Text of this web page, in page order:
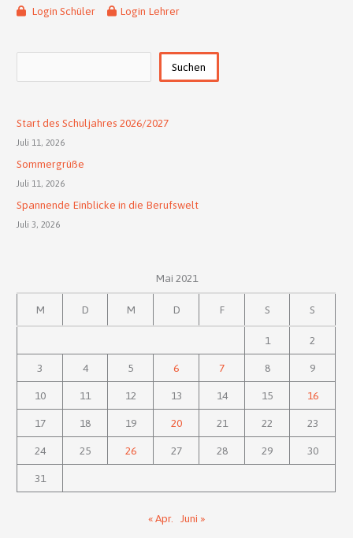
Login Schüler
Login Lehrer
Suchen
Start des Schuljahres 2026/2027
Juli 11, 2026
Sommergrüße
Juli 11, 2026
Spannende Einblicke in die Berufswelt
Juli 3, 2026
Mai 2021
M D M D F S S
1 2
3 4 5 6 7 8 9
10 11 12 13 14 15 16
17 18 19 20 21 22 23
24 25 26 27 28 29 30
31
« Apr. Juni »